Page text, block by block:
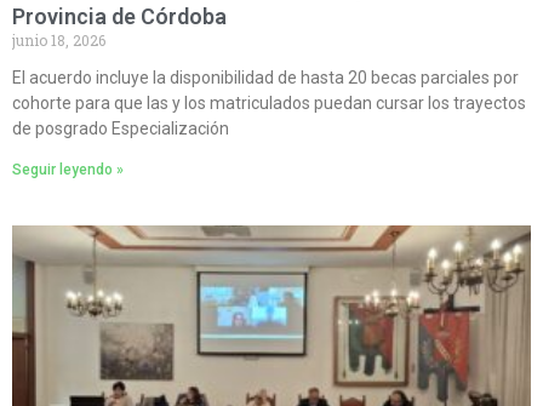
Provincia de Córdoba
junio 18, 2026
El acuerdo incluye la disponibilidad de hasta 20 becas parciales por
cohorte para que las y los matriculados puedan cursar los trayectos
de posgrado Especialización
Seguir leyendo »